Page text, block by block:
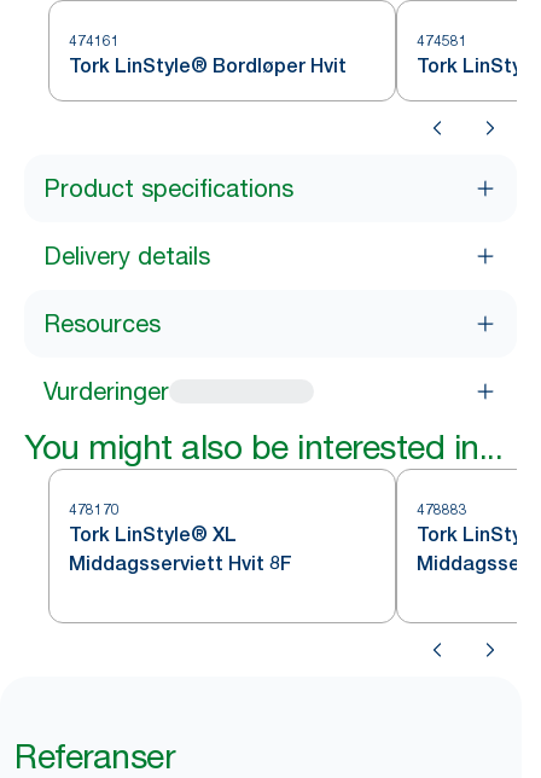
474161
Tork LinStyle® Bordløper Hvit
474581
Tork
Product specifications
Delivery details
Resources
Vurderinger
You might also be interested in...
478170
Tork LinStyle® XL
Middagsserviett Hvit 8F
478883
Tork
Referanser